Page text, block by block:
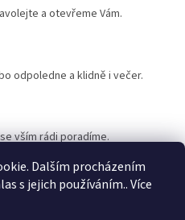
Dalším procházením
s jejich používáním.. Více
a otevřeme Vám.
odpoledne a klidně i večer.
vším rádi poradíme.